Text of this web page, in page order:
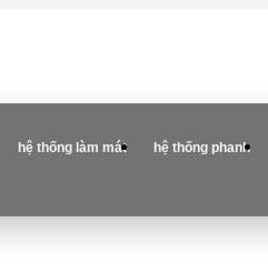
hệ thống làm mát hệ thống phanh